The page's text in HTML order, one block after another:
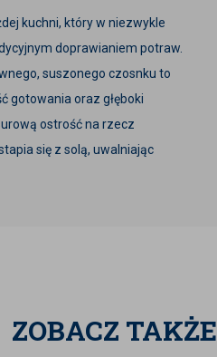
kuchni, który w niezwykle
doprawianiem potraw.
suszonego czosnku to
gotowania oraz głęboki
ostrość na rzecz
się z solą, uwalniając
że przyprawa
powierzchni mięsa,
ZOBACZ TAKŻE